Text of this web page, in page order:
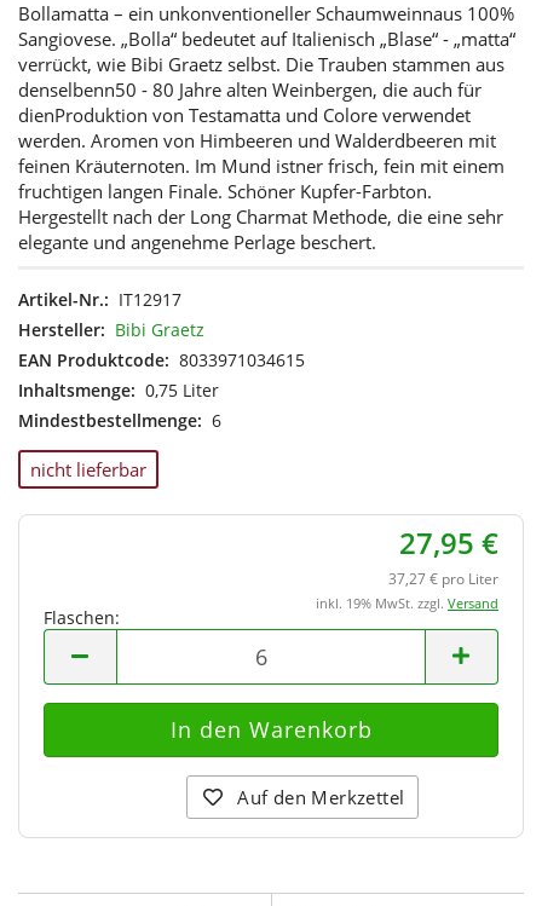
Bollamatta – ein unkonventioneller Schaumweinnaus 100%
Sangiovese. „Bolla“ bedeutet auf Italienisch „Blase“ - „matta“
verrückt, wie Bibi Graetz selbst. Die Trauben stammen aus
denselbenn50 - 80 Jahre alten Weinbergen, die auch für
dienProduktion von Testamatta und Colore verwendet
werden. Aromen von Himbeeren und Walderdbeeren mit
feinen Kräuternoten. Im Mund istner frisch, fein mit einem
fruchtigen langen Finale. Schöner Kupfer-Farbton.
Hergestellt nach der Long Charmat Methode, die eine sehr
elegante und angenehme Perlage beschert.
Artikel-Nr.: IT12917
Hersteller: Bibi Graetz
EAN Produktcode: 8033971034615
Inhaltsmenge: 0,75 Liter
Mindestbestellmenge: 6
nicht lieferbar
27,95 €
37,27 € pro Liter
inkl. 19% MwSt. zzgl. Versand
Flaschen:
Flaschen
Auf den Merkzettel